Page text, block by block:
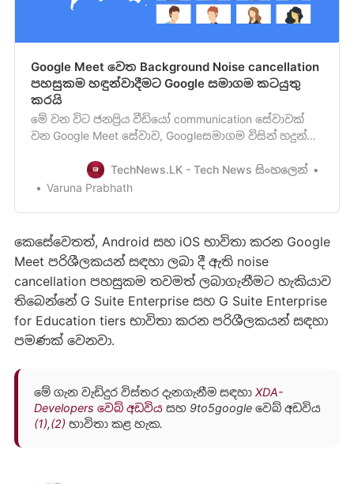
Google Meet වෙත Background Noise cancellation
පහසුකම හඳුන්වාදීමට Google සමාගම කටයුතු
කරයි
මේ වන විට ජනප්‍රිය වීඩියෝ communication සේවාවක්
වන Google Meet සේවාව, Googleසමාගම විසින් හදුන්වා
වසර තුනකට පසු Google සමාගම විසින් Google Meet
වෙත AIහැකියාවෙන් බලගැන්වෙන noise cancellation
TechNews.LK - Tech News සිංහලෙන්
Varuna Prabhath
කෙසේවෙතත්, Android සහ iOS භාවිතා කරන Google
Meet පරිශීලකයන් සඳහා ලබා දී ඇති noise
cancellation පහසුකම තවමත් ලබාගැනීමට හැකියාව
තිබෙන්නේ G Suite Enterprise සහ G Suite Enterprise
for Education tiers භාවිතා කරන පරිශීලකයන් සඳහා
පමණක් වෙනවා.
මේ ගැන වැඩිදුර විස්තර දැනගැනීම සඳහා XDA-
Developers වෙබ් අඩවියසහ 9to5google වෙබ් අඩවිය
(1),(2) භාවිතා කළ හැක.